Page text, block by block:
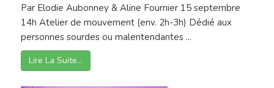
Par Elodie Aubonney & Aline Fournier 15 septembre
14h Atelier de mouvement (env. 2h-3h) Dédié aux
personnes sourdes ou malentendantes ...
Lire La Suite…